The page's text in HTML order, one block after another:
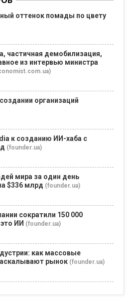
оттенок помады по цвету
частичная демобилизация,
из интервью министра
организаций
к созданию ИИ-хаба с
(founder.ua)
мира за один день
$336 млрд (founder.ua)
сократили 150 000
ИИ (founder.ua)
как массовые
рынок (founder.ua)